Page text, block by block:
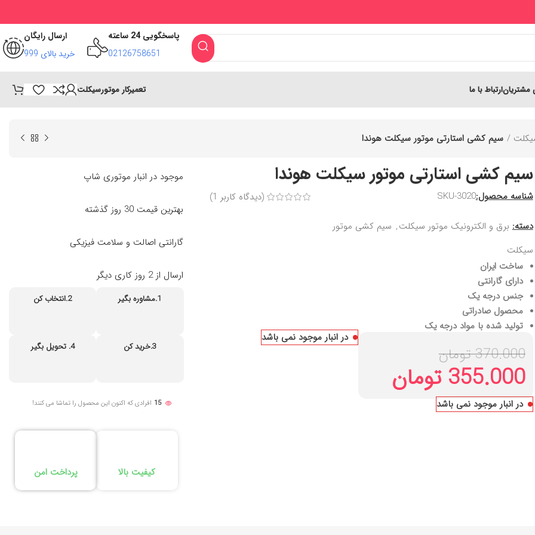
پاسخگویی 24 ساعته
02126758651
ارسال رایگان
خرید بالای 999
مشتریانارتباط با ما تعمیرکار موتورسیکلت
سیم‌ کشی استارتی موتور سیکلت هوندا
سیم‌ کشی استارتی موتور سیکلت هوندا
شناسه محصول:SKU-3020
دسته: برق و الکترونیک موتور سیکلت, سیم کشی موتور
سیکلت
(دیدگاه کاربر 1
)
ساخت ایران
دارای گارانتی
جنس درجه یک
محصول صادراتی
تولید شده با مواد درجه یک
370.000تومان
355.000 تومان
در انبار موجود نمی باشد
در انبار موجود نمی باشد
موجود در انبار موتوری شاپ
بهترین قیمت 30 روز گذشته
گارانتی اصالت و سلامت فیزیکی
ارسال از 2 روز کاری دیگر
1.مشاوره بگیر 2.انتخاب کن
3.خرید کن 4. تحویل بگیر
15 افرادی که اکنون این محصول را تماشا می کنند!
کیفیت بالا پرداخت امن